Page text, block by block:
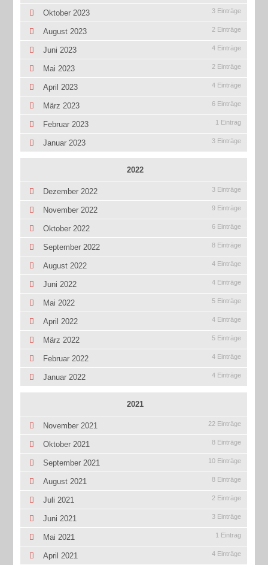
Oktober 2023 3 Einträge
August 2023 2 Einträge
Juni 2023 4 Einträge
Mai 2023 2 Einträge
April 2023 4 Einträge
März 2023 6 Einträge
Februar 2023 1 Eintrag
Januar 2023 3 Einträge
2022
Dezember 2022 3 Einträge
November 2022 9 Einträge
Oktober 2022 6 Einträge
September 2022 8 Einträge
August 2022 4 Einträge
Juni 2022 4 Einträge
Mai 2022 5 Einträge
April 2022 4 Einträge
März 2022 5 Einträge
Februar 2022 4 Einträge
Januar 2022 4 Einträge
2021
November 2021 22 Einträge
Oktober 2021 8 Einträge
September 2021 10 Einträge
August 2021 8 Einträge
Juli 2021 2 Einträge
Juni 2021 3 Einträge
Mai 2021 1 Eintrag
April 2021 4 Einträge